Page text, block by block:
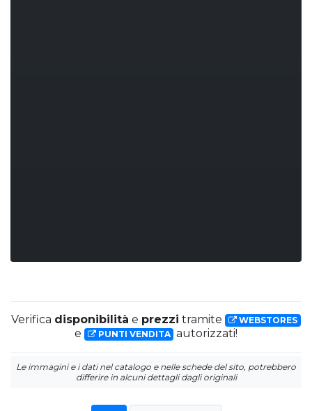
Verifica disponibilità e prezzi tramite WEBSTORES
e PUNTI VENDITA autorizzati!
Le immagini e i dati nel catalogo e nelle schede del sito, potrebbero
differire in alcuni dettagli dagli originali